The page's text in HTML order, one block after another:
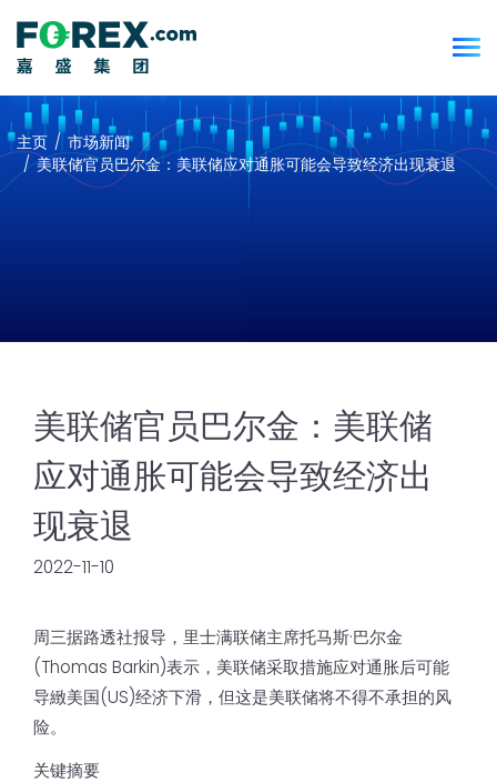
主页
市场新闻
美联储官员巴尔金：美联储应对通胀可能会导致经济出现衰退
美联储官员巴尔金：美联储
应对通胀可能会导致经济出
现衰退
2022-11-10
周三据路透社报导，里士满联储主席托马斯·巴尔金
(Thomas Barkin)表示，美联储采取措施应对通胀后可能
导緻美国(US)经济下滑，但这是美联储将不得不承担的风
险。
关键摘要